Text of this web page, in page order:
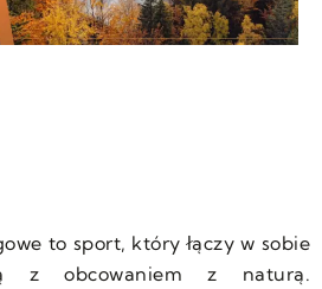
to sport, który łączy w sobie
z obcowaniem z naturą.